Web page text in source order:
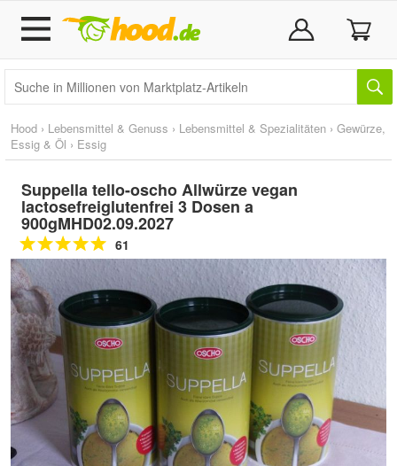
Hood › Lebensmittel & Genuss › Lebensmittel & Spezialitäten › Gewürze,
Essig & Öl › Essig
Suppella tello-oscho Allwürze vegan
lactosefreiglutenfrei 3 Dosen a
900gMHD02.09.2027
61